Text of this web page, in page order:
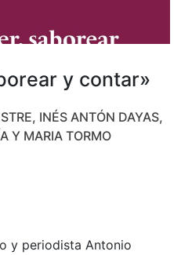
y contar»
INÉS ANTÓN DAYAS,
Y MARIA TORMO
y periodista Antonio